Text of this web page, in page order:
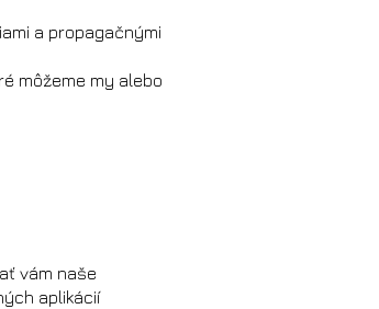
a propagačnými
môžeme my alebo
vám naše
aplikácií